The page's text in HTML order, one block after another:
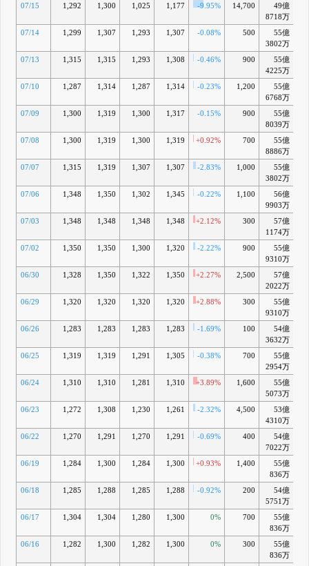
07/15 1,292 1,300 1,025 1,177 -9.95% 14,700
49億
8718万
07/14 1,299 1,307 1,293 1,307 -0.08% 500
55億
3802万
07/13 1,315 1,315 1,293 1,308 -0.46% 900
55億
4225万
07/10 1,287 1,314 1,287 1,314 -0.23% 1,200
55億
6768万
07/09 1,300 1,319 1,300 1,317 -0.15% 900
55億
8039万
07/08 1,300 1,319 1,300 1,319 +0.92% 700
55億
8886万
07/07 1,315 1,319 1,307 1,307 -2.83% 1,000
55億
3802万
07/06 1,348 1,350 1,302 1,345 -0.22% 1,100
56億
9903万
07/03 1,348 1,348 1,348 1,348 +2.12% 300
57億
1174万
07/02 1,350 1,350 1,300 1,320 -2.22% 900
55億
9310万
06/30 1,328 1,350 1,322 1,350 +2.27% 2,500
57億
2022万
06/29 1,320 1,320 1,320 1,320 +2.88% 300
55億
9310万
06/26 1,283 1,283 1,283 1,283 -1.69% 100
54億
3632万
06/25 1,319 1,319 1,291 1,305 -0.38% 700
55億
2954万
06/24 1,310 1,310 1,281 1,310 +3.89% 1,600
55億
5073万
06/23 1,272 1,308 1,230 1,261 -2.32% 4,500
53億
4310万
06/22 1,270 1,291 1,270 1,291 -0.69% 400
54億
7022万
06/19 1,284 1,300 1,284 1,300 +0.93% 1,400
55億
836万
06/18 1,285 1,288 1,285 1,288 -0.92% 200
54億
5751万
06/17 1,304 1,304 1,280 1,300 0% 700
55億
836万
06/16 1,282 1,300 1,282 1,300 0% 300
55億
836万